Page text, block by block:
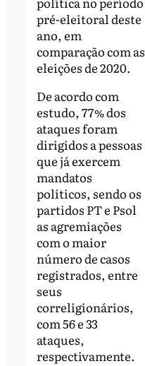
pré-eleitoral deste
ano, em
comparação com as
eleições de 2020.
De acordo com
estudo, 77% dos
ataques foram
dirigidos a pessoas
que já exercem
mandatos
políticos, sendo os
partidos PT e Psol
as agremiações
com o maior
número de casos
registrados, entre
seus
correligionários,
com 56 e 33
ataques,
respectivamente.